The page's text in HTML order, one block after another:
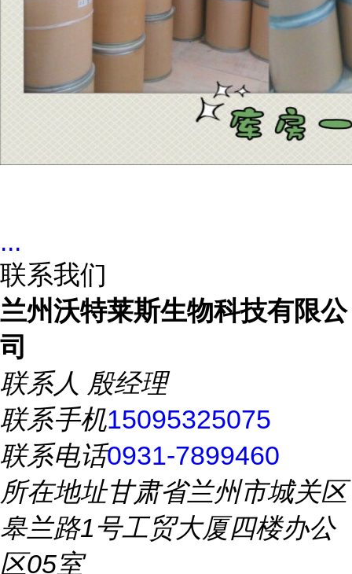
...
联系我们
兰州沃特莱斯生物科技有限公
司
联系人 殷经理
联系手机15095325075
联系电话0931-7899460
所在地址甘肃省兰州市城关区
皋兰路1号工贸大厦四楼办公
区05室